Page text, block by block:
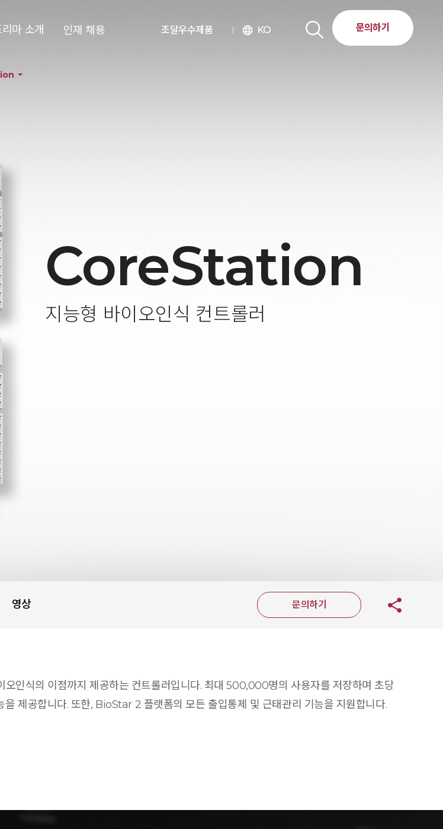
마 소개 인재 채용 조달우수제품 language KO 문의하기
CoreStation
지능형 바이오인식 컨트롤러
영상 문의하기
인식의 이점까지 제공하는 컨트롤러입니다. 최대 500,000명의 사용자를 저장하며 초당
제공합니다. 또한, BioStar 2 플랫폼의 모든 출입통제 및 근태관리 기능을 지원합니다.